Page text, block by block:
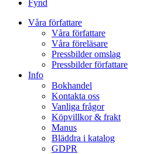
Fynd
Våra författare
Våra författare
Våra föreläsare
Pressbilder omslag
Pressbilder författare
Info
Bokhandel
Kontakta oss
Vanliga frågor
Köpvillkor & frakt
Manus
Bläddra i katalog
GDPR